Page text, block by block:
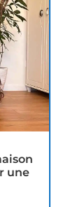
une